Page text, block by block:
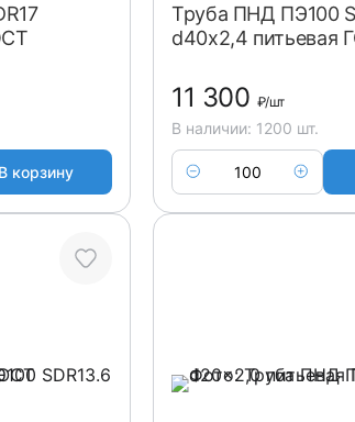
В корзину
Труба ПНД ПЭ100
d40x2,4 питьевая
11 300 ₽/шт
В наличии: 1200 шт.